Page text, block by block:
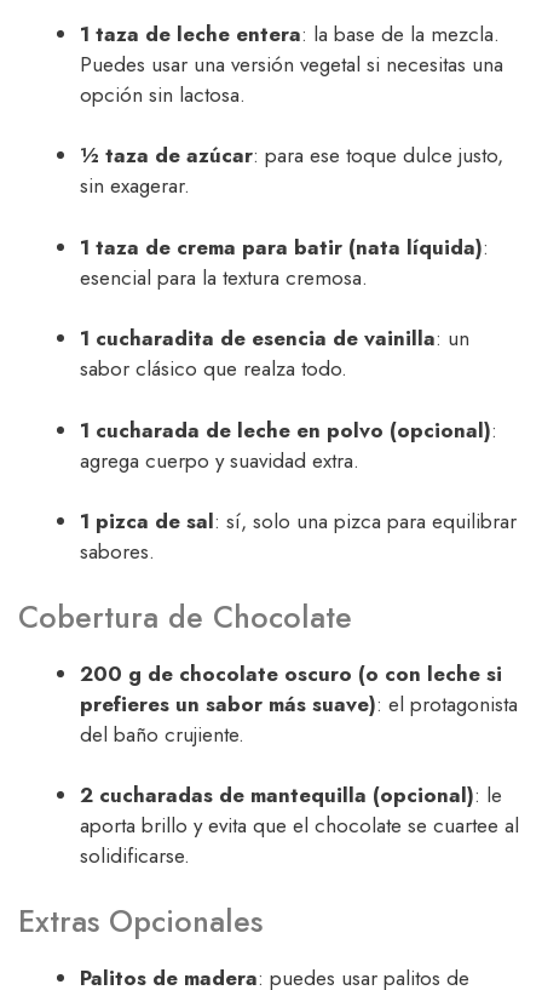
1 taza de leche entera: la base de la mezcla.
Puedes usar una versión vegetal si necesitas una
opción sin lactosa.
½ taza de azúcar: para ese toque dulce justo,
sin exagerar.
1 taza de crema para batir (nata líquida):
esencial para la textura cremosa.
1 cucharadita de esencia de vainilla: un
sabor clásico que realza todo.
1 cucharada de leche en polvo (opcional):
agrega cuerpo y suavidad extra.
1 pizca de sal: sí, solo una pizca para equilibrar
sabores.
Cobertura de Chocolate
200 g de chocolate oscuro (o con leche si
prefieres un sabor más suave): el protagonista
del baño crujiente.
2 cucharadas de mantequilla (opcional): le
aporta brillo y evita que el chocolate se cuartee al
solidificarse.
Extras Opcionales
Palitos de madera: puedes usar palitos de